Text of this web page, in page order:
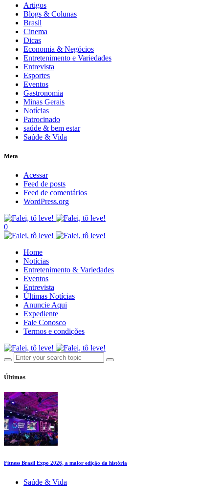
Artigos
Blogs & Colunas
Brasil
Cinema
Dicas
Economia & Negócios
Entretenimento e Variedades
Entrevista
Esportes
Eventos
Gastronomia
Minas Gerais
Notícias
Patrocinado
saúde & bem estar
Saúde & Vida
Meta
Acessar
Feed de posts
Feed de comentários
WordPress.org
0
Home
Notícias
Entretenimento & Variedades
Eventos
Entrevista
Últimas Notícias
Anuncie Aqui
Expediente
Fale Conosco
Termos e condições
Últimas
Fitness Brasil Expo 2026, a maior edição da história
Saúde & Vida